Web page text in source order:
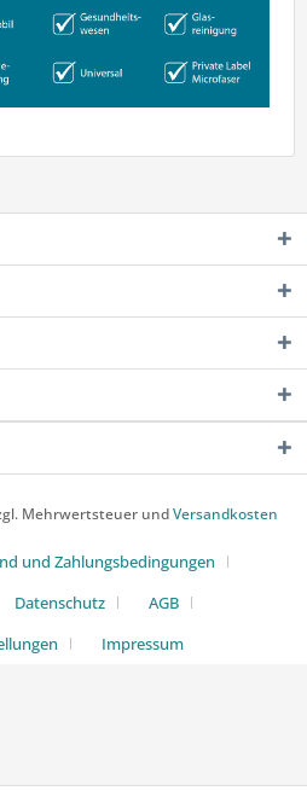
Mehrwertsteuer undVersandkosten
und Zahlungsbedingungen
Datenschutz
AGB
Impressum